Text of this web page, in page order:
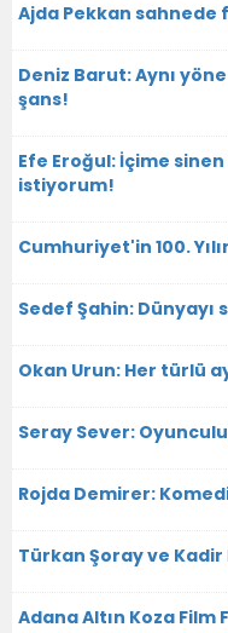
Ajda Pekkan sahnede
Deniz Barut: Aynı
şans!
Efe Eroğul: İçime
istiyorum!
Cumhuriyet'in 100.
Sedef Şahin:
Okan Urun: Her türlü
Seray Sever:
Rojda Demirer:
Türkan Şoray ve Kadir
Adana Altın Koza